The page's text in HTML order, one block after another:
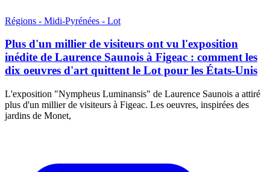
Régions - Midi-Pyrénées - Lot
Plus d'un millier de visiteurs ont vu l'exposition
inédite de Laurence Saunois à Figeac : comment les
dix oeuvres d'art quittent le Lot pour les États-Unis
L'exposition "Nympheus Luminansis" de Laurence Saunois a attiré
plus d'un millier de visiteurs à Figeac. Les oeuvres, inspirées des
jardins de Monet,